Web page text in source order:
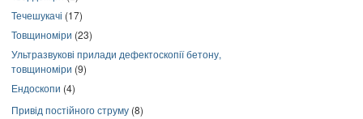
Течешукачі (17)
Товщиноміри (23)
Ультразвукові прилади дефектоскопії бетону,
товщиноміри (9)
Ендоскопи (4)
Привід постійного струму (8)